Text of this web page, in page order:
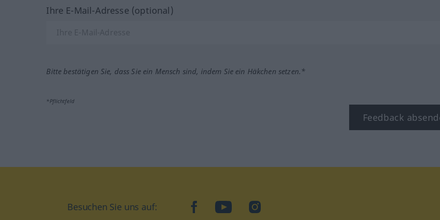
Ihre E-Mail-Adresse (optional)
Bitte bestätigen Sie, dass Sie ein Mensch sind, indem Sie ein Häkchen setzen.*
*Pflichtfeld
Feedback
Besuchen Sie uns auf: facebookYouTubeInstagram